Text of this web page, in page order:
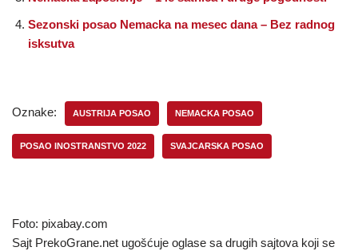
Sezonski posao Nemacka na mesec dana – Bez radnog
isksutva
Oznake: AUSTRIJA POSAO NEMACKA POSAO
POSAO INOSTRANSTVO 2022 SVAJCARSKA POSAO
Foto: pixabay.com
Sajt PrekoGrane.net ugošćuje oglase sa drugih sajtova koji se